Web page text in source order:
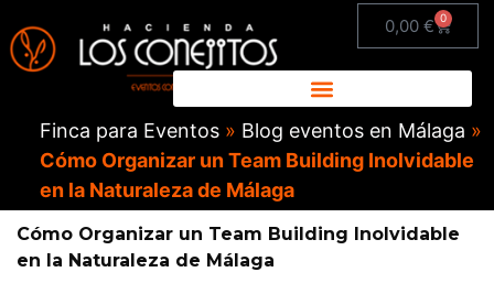
0,00€ 0
Finca para Eventos» Blog eventos en Málaga »
Cómo Organizar un Team Building Inolvidable
en la Naturaleza de Málaga
Cómo Organizar un Team Building Inolvidable
en la Naturaleza de Málaga